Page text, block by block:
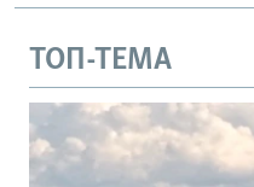
ТОП-ТЕМА